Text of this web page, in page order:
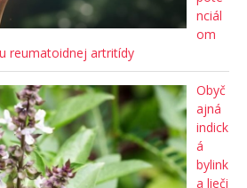
nciál
om
reumatoidnej artritídy
Obyč
ajná
indick
á
bylink
a lieči